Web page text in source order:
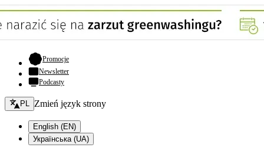
Promocje- otwiera się w nowej karcie
Newsletter
Podcasty
Zmień język - bieżący:
PL Zmień język strony
English (EN)
Українська (UA)